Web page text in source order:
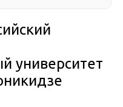
университет